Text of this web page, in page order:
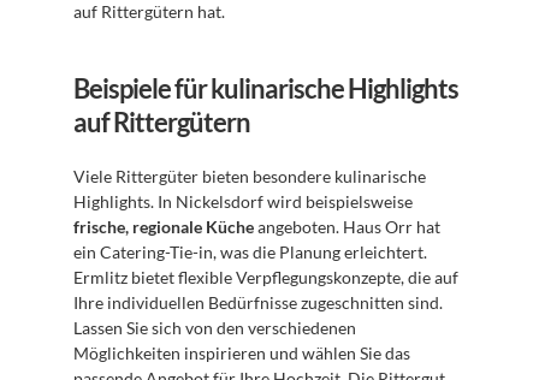
auf Rittergütern hat.
Beispiele für kulinarische Highlights
auf Rittergütern
Viele Rittergüter bieten besondere kulinarische
frische, regionale Küche angeboten. Haus Orr hat
ein Catering-Tie-in, was die Planung erleichtert.
Ermlitz bietet flexible Verpflegungskonzepte, die auf
Ihre individuellen Bedürfnisse zugeschnitten sind.
Lassen Sie sich von den verschiedenen
Möglichkeiten inspirieren und wählen Sie das